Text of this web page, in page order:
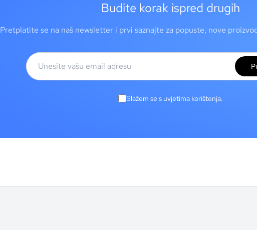
Budite korak ispred drugih
Pretplatite se na naš newsletter i prvi saznajte za popuste, nove
Slažem se s uvjetima korištenja.